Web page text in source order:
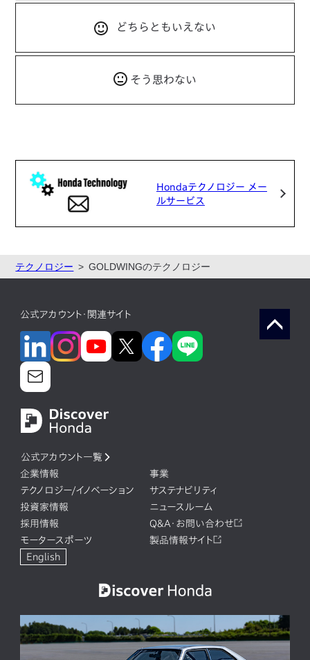
どちらともいえない
そう思わない
Hondaテクノロジー メー
ルサービス
テクノロジー GOLDWINGのテクノロジー
公式アカウント・関連サイト
公式アカウント一覧
企業情報
事業
テクノロジー/イノベーション
サステナビリティ
投資家情報
ニュースルーム
採用情報
Q&A・お問い合わせ
モータースポーツ
製品情報サイト
English